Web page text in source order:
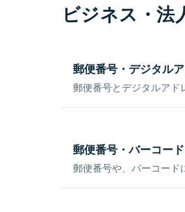
ビジネス・法
郵便番号・デジタル
郵便番号とデジタルアド
郵便番号・バーコー
郵便番号や、バーコード